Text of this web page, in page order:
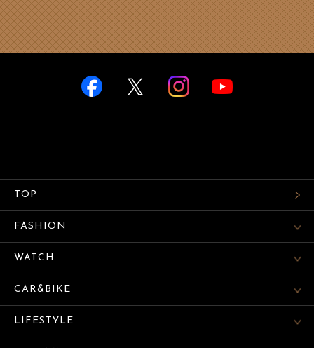
TOP
FASHION
WATCH
CAR&BIKE
LIFESTYLE